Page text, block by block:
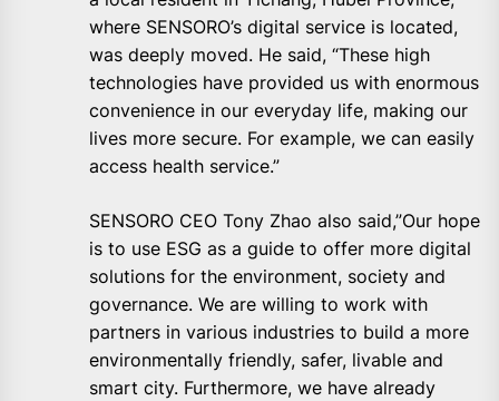
where SENSORO’s digital service is located,
was deeply moved. He said, “These high
technologies have provided us with enormous
convenience in our everyday life, making our
lives more secure. For example, we can easily
access health service.”
SENSORO CEO Tony Zhao also said,”Our hope
is to use ESG as a guide to offer more digital
solutions for the environment, society and
governance. We are willing to work with
partners in various industries to build a more
environmentally friendly, safer, livable and
smart city. Furthermore, we have already